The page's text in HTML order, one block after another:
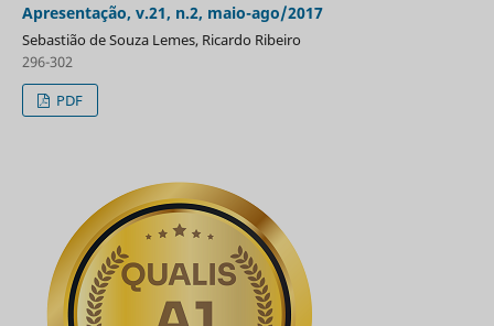
Apresentação, v.21, n.2, maio-ago/2017
Sebastião de Souza Lemes, Ricardo Ribeiro
296-302
PDF